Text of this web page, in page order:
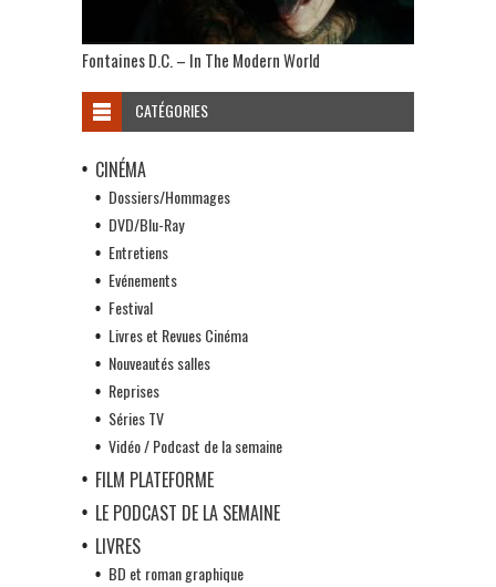
Fontaines D.C. – In The Modern World
CATÉGORIES
CINÉMA
Dossiers/Hommages
DVD/Blu-Ray
Entretiens
Evénements
Festival
Livres et Revues Cinéma
Nouveautés salles
Reprises
Séries TV
Vidéo / Podcast de la semaine
FILM PLATEFORME
LE PODCAST DE LA SEMAINE
LIVRES
BD et roman graphique